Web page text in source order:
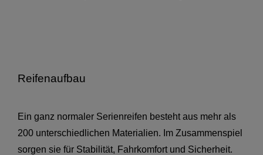
Reifenaufbau
Ein ganz normaler Serienreifen besteht aus mehr als
200 unterschiedlichen Materialien. Im Zusammenspiel
sorgen sie für Stabilität, Fahrkomfort und Sicherheit.